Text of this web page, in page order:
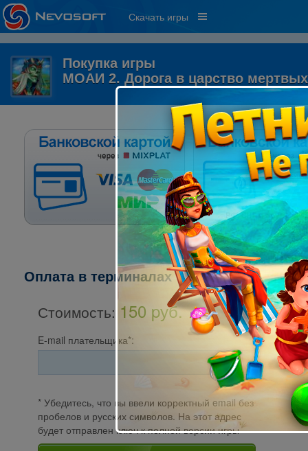
Скачать игры
Покупка игры
МОАИ 2. Дорога в царство мертвых
Оплата в терминалах "ПСКБ":
Стоимость: 150 pуб.
E-mail плательщика*:
* Убедитесь, что вы ввели корректный email без
пробелов и русских символов. На этот адрес
будет отправлен ключ к полной версии игры